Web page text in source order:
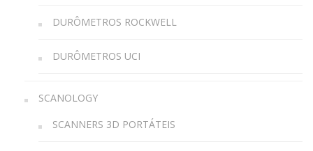
DURÔMETROS ROCKWELL
DURÔMETROS UCI
SCANOLOGY
SCANNERS 3D PORTÁTEIS